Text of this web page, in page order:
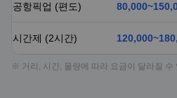
공항픽업 (편도)
시간제 (2시간)
※ 거리, 시간, 물량에 따라 요금이 달라질 수